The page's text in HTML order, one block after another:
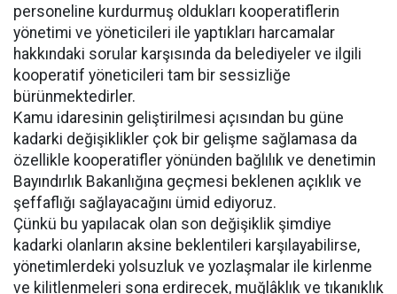
personeline kurdurmuş oldukları kooperatiflerin
yönetimi ve yöneticileri ile yaptıkları harcamalar
hakkındaki sorular karşısında da belediyeler ve ilgili
kooperatif yöneticileri tam bir sessizliğe
bürünmektedirler.
Kamu idaresinin geliştirilmesi açısından bu güne
kadarki değişiklikler çok bir gelişme sağlamasa da
özellikle kooperatifler yönünden bağlılık ve denetimin
Bayındırlık Bakanlığına geçmesi beklenen açıklık ve
şeffaflığı sağlayacağını ümid ediyoruz.
Çünkü bu yapılacak olan son değişiklik şimdiye
kadarki olanların aksine beklentileri karşılayabilirse,
yönetimlerdeki yolsuzluk ve yozlaşmalar ile kirlenme
ve kilitlenmeleri sona erdirecek, muğlâklık ve tıkanıklık